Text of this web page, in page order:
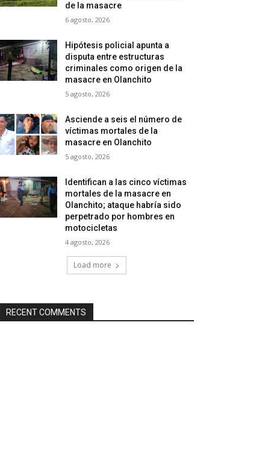
de la masacre
6 agosto, 2026
Hipótesis policial apunta a
disputa entre estructuras
criminales como origen de la
masacre en Olanchito
5 agosto, 2026
Asciende a seis el número de
víctimas mortales de la
masacre en Olanchito
5 agosto, 2026
Identifican a las cinco víctimas
mortales de la masacre en
Olanchito; ataque habría sido
perpetrado por hombres en
motocicletas
4 agosto, 2026
Load more
RECENT COMMENTS